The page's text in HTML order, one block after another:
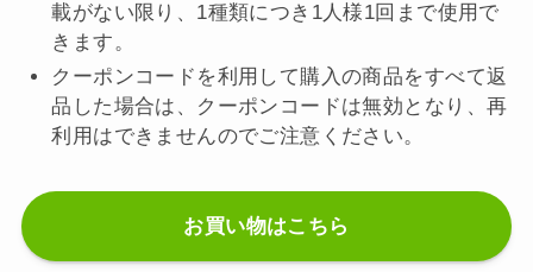
載がない限り、1種類につき1人様1回まで使用で
きます。
クーポンコードを利用して購入の商品をすべて返
品した場合は、クーポンコードは無効となり、再
利用はできませんのでご注意ください。
お買い物はこちら